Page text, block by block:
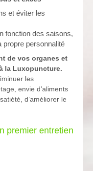
et éviter les
fonction des saisons,
propre personnalité
de vos organes et
la Luxopuncture.
les
envie d’aliments
d’améliorer le
premier entretien